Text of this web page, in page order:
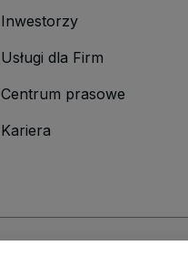
Inwestorzy
Usługi dla Firm
Centrum prasowe
Kariera